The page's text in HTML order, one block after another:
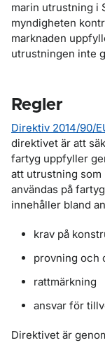
marin utrustning i
myndigheten
marknaden
utrustningen inte
Regler
Direktiv 2014/90/
direktivet är att
fartyg uppfyller
att utrustning som
användas på
innehåller bland
krav på
provning och
rattmärkning
ansvar för
Direktivet är